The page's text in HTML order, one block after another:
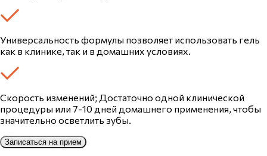
Универсальность формулы позволяет использовать гель
как в клинике, так и в домашних условиях.
Скорость изменений; Достаточно одной клинической
процедуры или 7-10 дней домашнего применения, чтобы
значительно осветлить зубы.
Записаться на прием